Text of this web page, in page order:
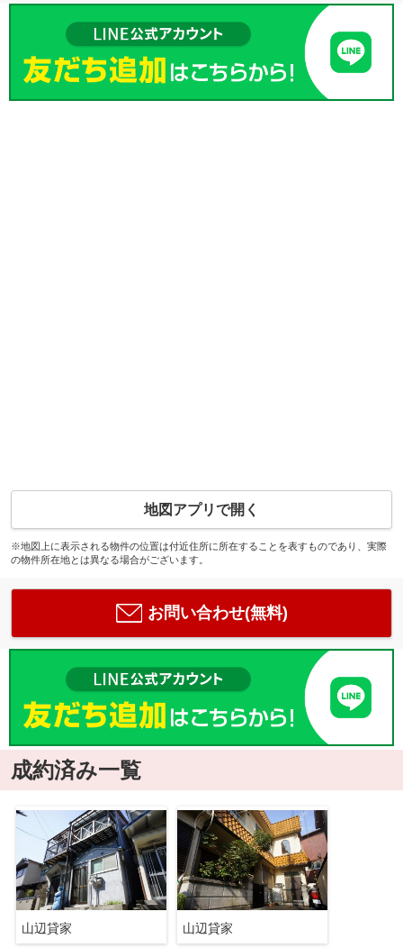
地図アプリで開く
※地図上に表示される物件の位置は付近住所に所在することを表すものであり、実際
の物件所在地とは異なる場合がございます。
お問い合わせ(無料)
成約済み一覧
山辺貸家 山辺貸家